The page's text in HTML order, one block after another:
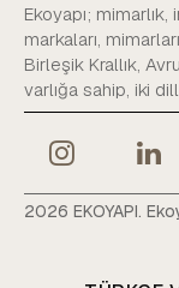
Ekoyapı;
markaları,
Birleşik Krallık,
varlığa sahip, iki
2026 EKOYAPI.